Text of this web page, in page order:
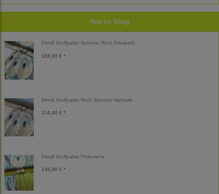
Neu im Shop
Dirndl Stoffpaket Spenzer Rock Elisabeth
110,00 € *
Dirndl Stoffpaket Rock Spenzer Nathalie
110,00 € *
Dirndl Stoffpaket Philomena
130,00 € *